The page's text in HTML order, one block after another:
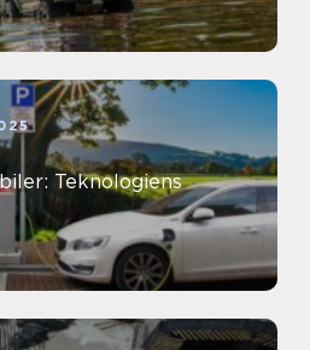
Teknologiens